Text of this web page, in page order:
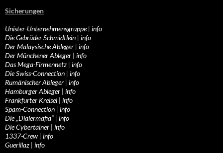
Sicherungen
Unister-Unternehmensgruppe| info
Die Gebrüder Schmidtlein | info
Der Malaysische Ableger | info
Der Münchener Ableger | info
Das Mega-Firmennetz | info
Die Swiss-Connection | info
Rumänischer Ableger | info
Hamburger Ableger | info
Frankfurter Kreisel | info
Spam-Connection | info
Die „Dialermafia“ | info
Die Cybertainer | info
1337-Crew | info
Guerillaz | info